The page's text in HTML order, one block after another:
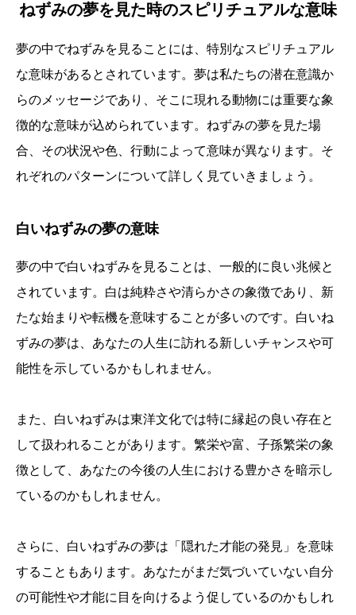
ねずみの夢を見た時のスピリチュアルな意味
夢の中でねずみを見ることには、特別なスピリチュアル
な意味があるとされています。夢は私たちの潜在意識か
らのメッセージであり、そこに現れる動物には重要な象
徴的な意味が込められています。ねずみの夢を見た場
合、その状況や色、行動によって意味が異なります。そ
れぞれのパターンについて詳しく見ていきましょう。
白いねずみの夢の意味
夢の中で白いねずみを見ることは、一般的に良い兆候と
されています。白は純粋さや清らかさの象徴であり、新
たな始まりや転機を意味することが多いのです。白いね
ずみの夢は、あなたの人生に訪れる新しいチャンスや可
能性を示しているかもしれません。
また、白いねずみは東洋文化では特に縁起の良い存在と
して扱われることがあります。繁栄や富、子孫繁栄の象
徴として、あなたの今後の人生における豊かさを暗示し
ているのかもしれません。
さらに、白いねずみの夢は「隠れた才能の発見」を意味
することもあります。あなたがまだ気づいていない自分
の可能性や才能に目を向けるよう促しているのかもしれ